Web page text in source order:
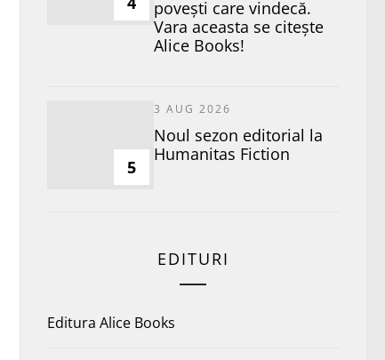
povești care vindecă.
Vara aceasta se citește
Alice Books!
5
3 AUG 2026
​Noul sezon editorial la
Humanitas Fiction
EDITURI
Editura Alice Books